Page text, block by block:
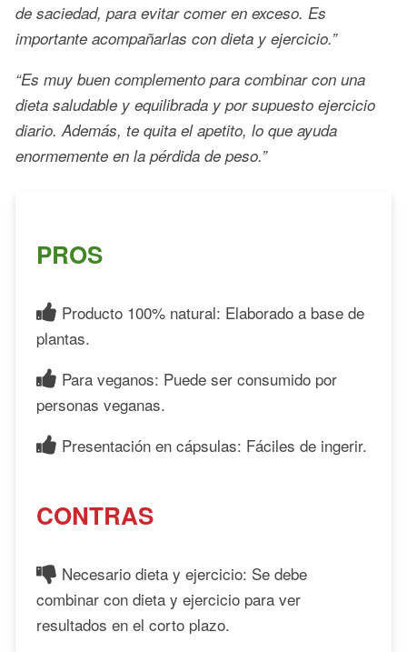
de saciedad, para evitar comer en exceso. Es
importante acompañarlas con dieta y ejercicio.”
“Es muy buen complemento para combinar con una
dieta saludable y equilibrada y por supuesto ejercicio
diario. Además, te quita el apetito, lo que ayuda
enormemente en la pérdida de peso.”
PROS
Producto 100% natural: Elaborado a base de
plantas.
Para veganos: Puede ser consumido por
personas veganas.
Presentación en cápsulas: Fáciles de ingerir.
CONTRAS
Necesario dieta y ejercicio: Se debe
combinar con dieta y ejercicio para ver
resultados en el corto plazo.